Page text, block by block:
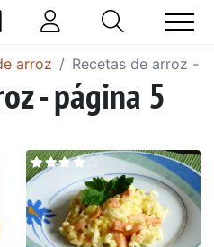
arroz Recetas de arroz -
- página 5